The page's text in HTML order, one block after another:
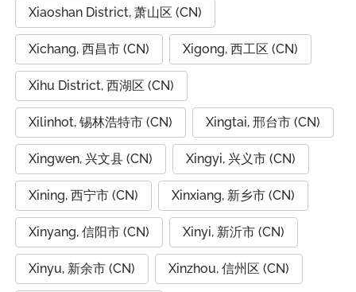
Xiaoshan District, 萧山区 (CN)
Xichang, 西昌市 (CN) Xigong, 西工区 (CN)
Xihu District, 西湖区 (CN)
Xilinhot, 锡林浩特市 (CN) Xingtai, 邢台市 (CN)
Xingwen, 兴文县 (CN) Xingyi, 兴义市 (CN)
Xining, 西宁市 (CN) Xinxiang, 新乡市 (CN)
Xinyang, 信阳市 (CN) Xinyi, 新沂市 (CN)
Xinyu, 新余市 (CN) Xinzhou, 信州区 (CN)